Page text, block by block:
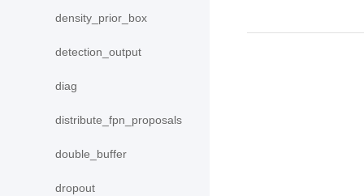
density_prior_box
detection_output
diag
distribute_fpn_proposals
double_buffer
dropout